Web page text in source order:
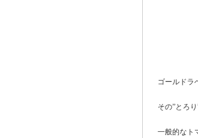
ゴールドラ
その”とろ
一般的なト